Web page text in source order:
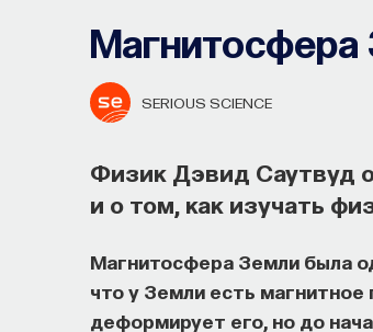
Магнитосфера
SERIOUS SCIENCE
Физик Дэвид Саутвуд
и о том, как изучать
Магнитосфера Земли была
что у Земли есть
деформирует его, но до
Как философия